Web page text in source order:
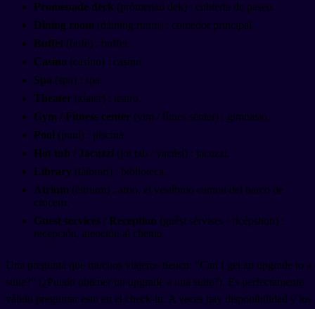
Promenade deck (prómenad dek) : cubierta de paseo.
Dining room (dáining ruum) : comedor principal.
Buffet (bufé) : buffet.
Casino (casíno) : casino.
Spa (spa) : spa.
Theater (zíater) : teatro.
Gym / Fitness center (yim / fítnes sénter) : gimnasio.
Pool (puul) : piscina.
Hot tub / Jacuzzi (jot tab / yacúsi) : jacuzzi.
Library (láibrari) : biblioteca.
Atrium (éitrium) : atrio, el vestíbulo central del barco de
crucero.
Guest services / Reception (guést sérvises / ricépshon) :
recepción, atención al cliente.
Una pregunta que muchos viajeros tienen: "Can I get an upgrade to a
suite?" (¿Puedo obtener un upgrade a una suite?). Es perfectamente
válido preguntar esto en el check-in. A veces hay disponibilidad y los